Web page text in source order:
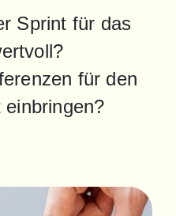
Sprint für das
für den